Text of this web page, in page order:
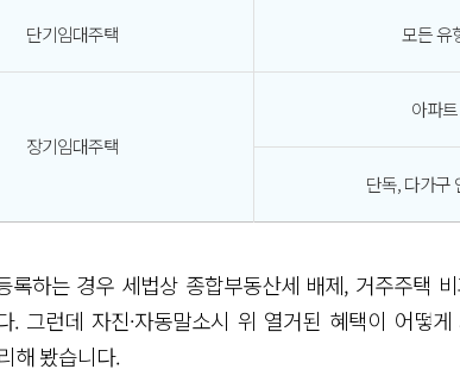
단기임대주택 모든 유
장기임대주택
아파트
단독, 다가구
록하는 경우 세법상 종합부동산세 배제, 거주주택
. 그런데 자진·자동말소시 위 열거된 혜택이 어떻
해 봤습니다.